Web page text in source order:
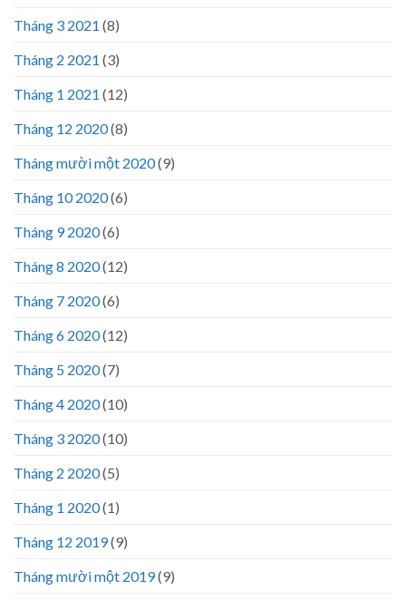
Tháng 3 2021 (8)
Tháng 2 2021 (3)
Tháng 1 2021 (12)
Tháng 12 2020(8)
Tháng mười một 2020(9)
Tháng 10 2020(6)
Tháng 9 2020(6)
Tháng 8 2020(12)
Tháng 7 2020(6)
Tháng 6 2020(12)
Tháng 5 2020(7)
Tháng 4 2020(10)
Tháng 3 2020(10)
Tháng 2 2020(5)
Tháng 1 2020(1)
Tháng 12 2019(9)
Tháng mười một 2019(9)